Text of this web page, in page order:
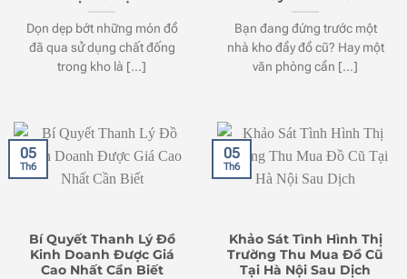
Dọn dẹp bớt những món đồ
đã qua sử dụng chất đống
trong kho là [...]
Bạn đang đứng trước một
nhà kho đầy đồ cũ? Hay một
văn phòng cần [...]
Bí Quyết Thanh Lý Đồ
Kinh Doanh Được Giá
Cao Nhất Cần Biết
05
Th6
Khảo Sát Tình Hình Thị
Trường Thu Mua Đồ Cũ
Tại Hà Nội Sau Dịch
05
Th6